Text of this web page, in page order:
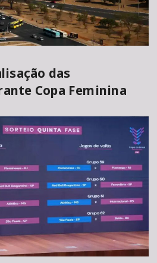
das
Copa Feminina